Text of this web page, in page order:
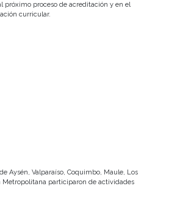
próximo proceso de acreditación y en el
curricular.
Aysén, Valparaíso, Coquimbo, Maule, Los
Metropolitana participaron de actividades